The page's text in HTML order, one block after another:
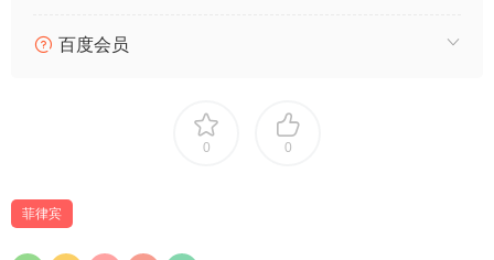
百度会员
0 0
菲律宾